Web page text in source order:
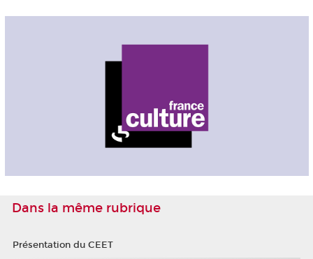
Dans la même rubrique
Présentation du CEET